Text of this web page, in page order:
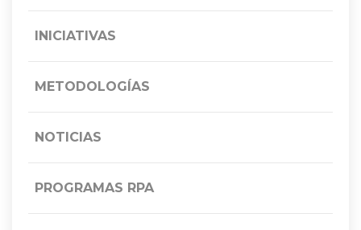
INICIATIVAS
METODOLOGÍAS
NOTICIAS
PROGRAMAS RPA